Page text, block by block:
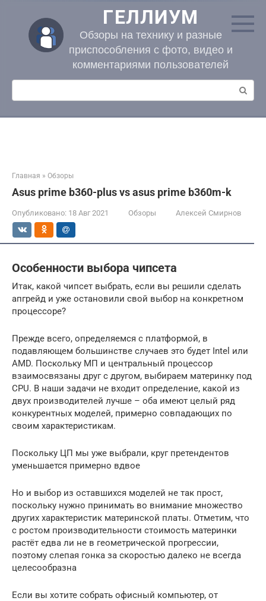
контенту
ГЕЛЛИУМ
Обзоры на технику и разные
приспособления с фото, видео и
комментариями пользователей
Поиск:
Главная » Обзоры
Asus prime b360-plus vs asus prime b360m-k
Опубликовано: 18 Авг 2021 Обзоры Алексей Смирнов
Особенности выбора чипсета
Итак, какой чипсет выбрать, если вы решили сделать
апгрейд и уже остановили свой выбор на конкретном
процессоре?
Прежде всего, определяемся с платформой, в
подавляющем большинстве случаев это будет Intel или
AMD. Поскольку МП и центральный процессор
взаимосвязаны друг с другом, выбираем материнку под
CPU. В наши задачи не входит определение, какой из
двух производителей лучше – оба имеют целый ряд
конкурентных моделей, примерно совпадающих по
своим характеристикам.
Поскольку ЦП мы уже выбрали, круг претендентов
уменьшается примерно вдвое
Но и выбор из оставшихся моделей не так прост,
поскольку нужно принимать во внимание множество
других характеристик материнской платы. Отметим, что
с ростом производительности стоимость материнки
растёт едва ли не в геометрической прогрессии,
поэтому слепая гонка за скоростью далеко не всегда
целесообразна
Если вы хотите собрать офисный компьютер, от